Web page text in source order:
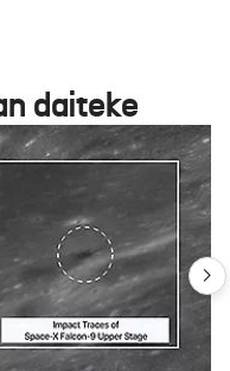
daiteke